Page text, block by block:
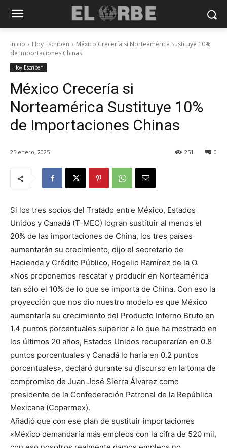
Inicio Hoy Escriben
México Crecería si Norteamérica Sustituye 10%
de Importaciones Chinas
Hoy Escriben
México Crecería si
Norteamérica Sustituye 10%
de Importaciones Chinas
25 enero, 2025 0
251
Si los tres socios del Tratado entre México, Estados
Unidos y Canadá (T-MEC) logran sustituir al menos el
20% de las importaciones de China, los tres países
aumentarán su crecimiento, dijo el secretario de
Hacienda y Crédito Público, Rogelio Ramírez de la O.
«Nos proponemos rescatar y producir en Norteamérica
tan sólo el 10% de lo que se importa de China. Con eso la
proyección que nos dio nuestro modelo es que México
aumentaría su crecimiento del Producto Interno Bruto en
1.4 puntos porcentuales superior a lo que ha mostrado en
los últimos 20 años, Estados Unidos recuperarían en 0.8
puntos porcentuales y Canadá lo haría en 0.2 puntos
porcentuales», declaró durante su discurso en la toma de
compromiso de Juan José Sierra Álvarez como
presidente de la Confederación Patronal de la República
Mexicana (Coparmex).
Añadió que con ese plan de sustituir importaciones
«México demandaría más empleos con la cifra de 520 mil,